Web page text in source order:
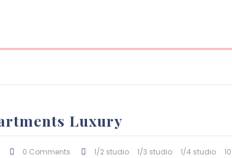
Luxury
0 Comments 1/2 studio 1/3 studio 1/4 studio